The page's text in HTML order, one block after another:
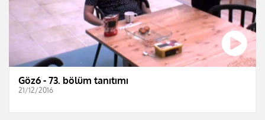
Göz6 - 73. bölüm tanıtımı
21/12/2016